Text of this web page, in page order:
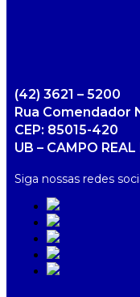
(42) 3621 – 5200
Rua Comendador
CEP: 85015-420
UB – CAMPO
Siga nossas redes